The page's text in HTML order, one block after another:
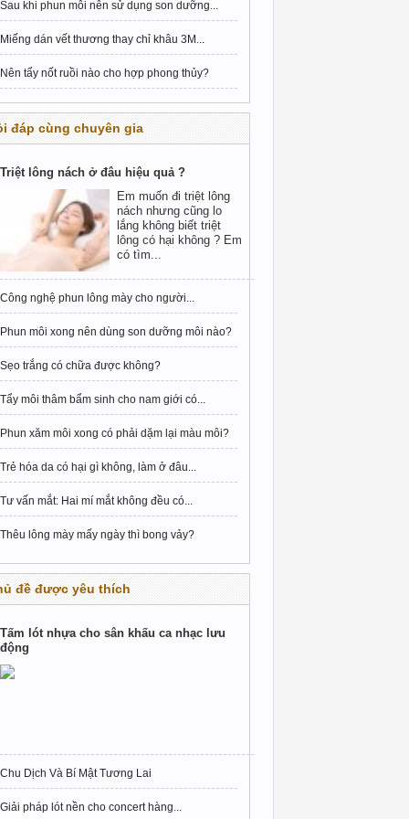
Sau khi phun môi nên sử dụng son dưỡng...
Miếng dán vết thương thay chỉ khâu 3M...
Nên tẩy nốt ruồi nào cho hợp phong thủy?
đáp cùng chuyên gia
Triệt lông nách ở đâu hiệu quả ?
Em muốn đi triệt lông
nách nhưng cũng lo
lắng không biết triệt
lông có hại không ? Em
có tìm...
Công nghệ phun lông mày cho người...
Phun môi xong nên dùng son dưỡng môi nào?
Sẹo trắng có chữa được không?
Tẩy môi thâm bẩm sinh cho nam giới có...
Phun xăm môi xong có phải dặm lại màu môi?
Trẻ hóa da có hại gì không, làm ở đâu...
Tư vấn mắt: Hai mí mắt không đều có...
Thêu lông mày mấy ngày thì bong vảy?
đề được yêu thích
Tấm lót nhựa cho sân khấu ca nhạc lưu
động
Chu Dịch Và Bí Mật Tương Lai
Giải pháp lót nền cho concert hàng...